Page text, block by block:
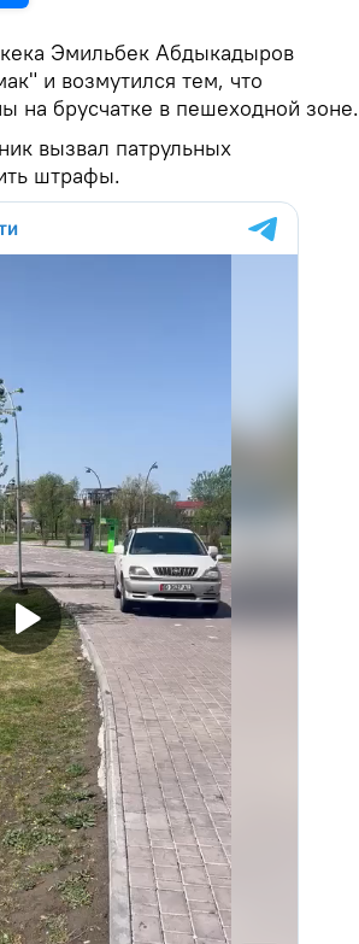
Эмильбек Абдыкадыров
и возмутился тем, что
на брусчатке в пешеходной зоне.
вызвал патрульных
штрафы.